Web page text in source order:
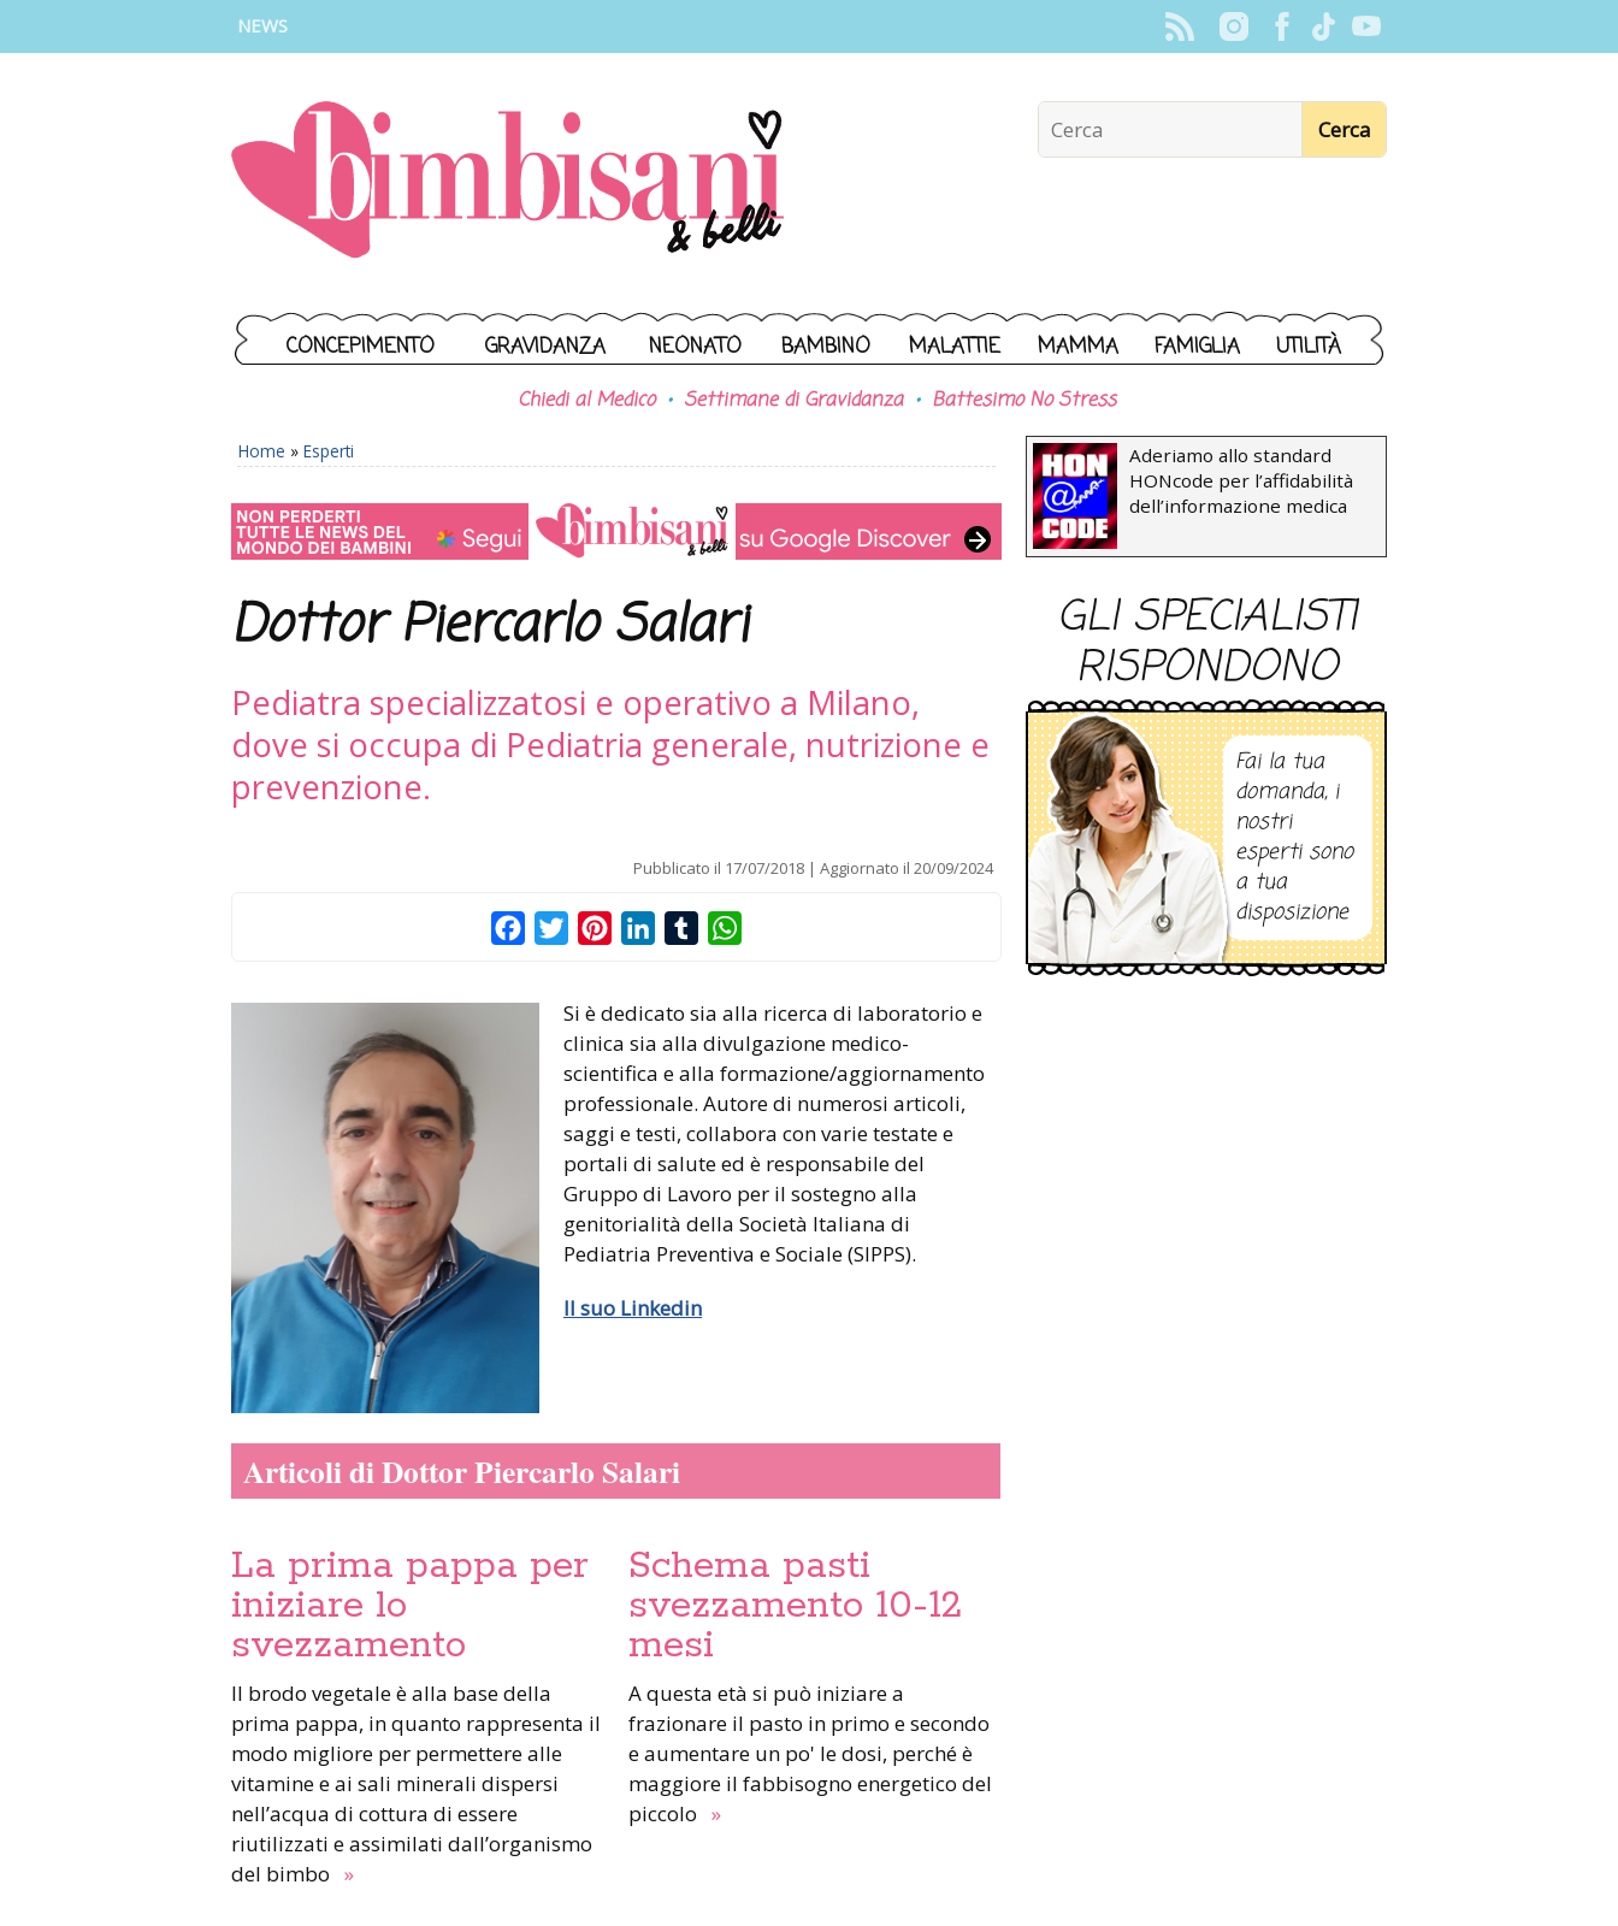
NEWS
CONCEPIMENTO GRAVIDANZA NEONATO BAMBINO MALATTIE MAMMA FAMIGLIA UTILITÀ
Chiedi al Medico Settimane di Gravidanza Battesimo No Stress
Home » Esperti
Dottor Piercarlo Salari
Pediatra specializzatosi e operativo a Milano,
dove si occupa di Pediatria generale, nutrizione e
prevenzione.
Pubblicato il 17/07/2018 Aggiornato il 20/09/2024
FacebookTwitterPinterestLinkedInTumblr
Si è dedicato sia alla ricerca di laboratorio e
clinica sia alla divulgazione medico-
scientifica e alla formazione/aggiornamento
professionale. Autore di numerosi articoli,
saggi e testi, collabora con varie testate e
portali di salute ed è responsabile del
Gruppo di Lavoro per il sostegno alla
genitorialità della Società Italiana di
Pediatria Preventiva e Sociale (SIPPS).
Il suo Linkedin
Articoli di Dottor Piercarlo Salari
La prima pappa per
iniziare lo
svezzamento
Il brodo vegetale è alla base della
prima pappa, in quanto rappresenta il
modo migliore per permettere alle
vitamine e ai sali minerali dispersi
nell’acqua di cottura di essere
riutilizzati e assimilati dall’organismo
del bimbo »
Schema pasti
svezzamento 10-12
mesi
A questa età si può iniziare a
frazionare il pasto in primo e secondo
e aumentare un po' le dosi, perché è
maggiore il fabbisogno energetico del
piccolo »
Aderiamo allo standard
HONcode per l’affidabilità
dell’informazione medica
GLI SPECIALISTI
RISPONDONO
Fai la tua
domanda, i
nostri
esperti sono
a tua
disposizione